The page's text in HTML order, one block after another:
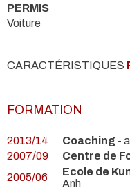
PERMIS
Voiture
CARACTÉRISTIQUES
FORMATION
2013/14 Coaching -
2007/09
Centre de
2005/06
Ecole de
Anh